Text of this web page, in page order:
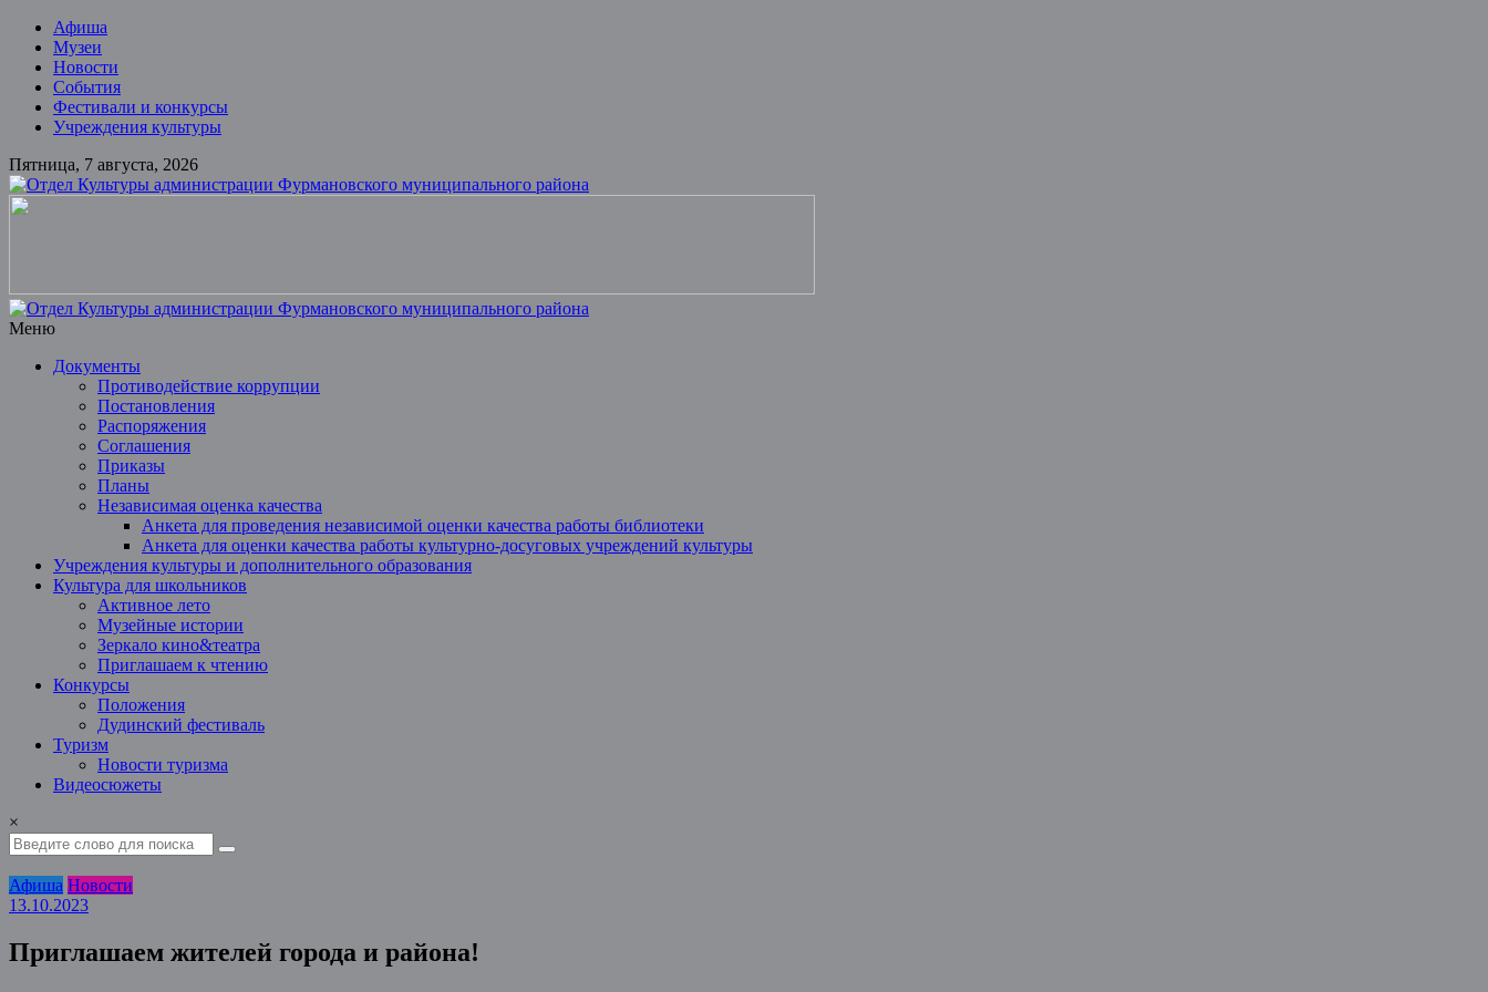
Skip
content
Афиша
Музеи
Новости
События
Фестивали и конкурсы
Учреждения культуры
Пятница, 7 августа, 2026
Фурмановского
муниципального
Муниципальное
учреждение
Меню
Документы
Противодействие коррупции
Постановления
Распоряжения
Соглашения
Приказы
Планы
Независимая оценка качества
Анкета для проведения независимой оценки качества работы библиотеки
Анкета для оценки качества работы культурно-досуговых учреждений культуры
Учреждения культуры и дополнительного образования
Культура для школьников
Активное лето
Музейные истории
Зеркало кино&театра
Приглашаем к чтению
Конкурсы
Положения
Дудинский фестиваль
Туризм
Новости туризма
Видеосюжеты
×
Афиша Новости
13.10.2023
Приглашаем жителей города и района!